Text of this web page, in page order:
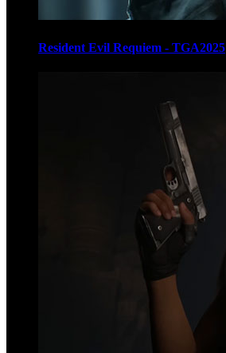
Resident Evil Requiem - TGA2025